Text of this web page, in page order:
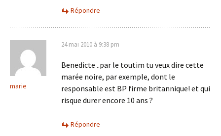
Répondre
marie
24 mai 2010 à 9:38 pm
Benedicte ..par le toutim tu veux dire cette
marée noire, par exemple, dont le
responsable est BP firme britannique! et qui
risque durer encore 10 ans ?
Répondre